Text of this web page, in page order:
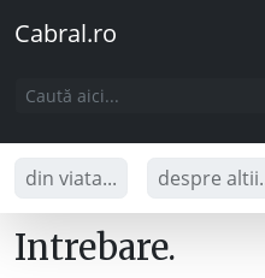
Cabral.ro
din viata... despre
Intrebare.